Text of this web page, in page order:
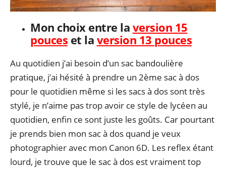
Mon choix entre la version 15
pouces et la version 13 pouces
Au quotidien j’ai besoin d’un sac bandoulière
pratique, j’ai hésité à prendre un 2ème sac à dos
pour le quotidien même si les sacs à dos sont très
stylé, je n’aime pas trop avoir ce style de lycéen au
quotidien, enfin ce sont juste les goûts. Car pourtant
je prends bien mon sac à dos quand je veux
photographier avec mon Canon 6D. Les reflex étant
lourd, je trouve que le sac à dos est vraiment top